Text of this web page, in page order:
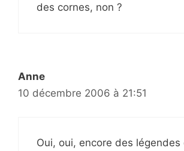
des cornes, non ?
Anne
10 décembre 2006 à 21:51
Oui, oui, encore des légendes